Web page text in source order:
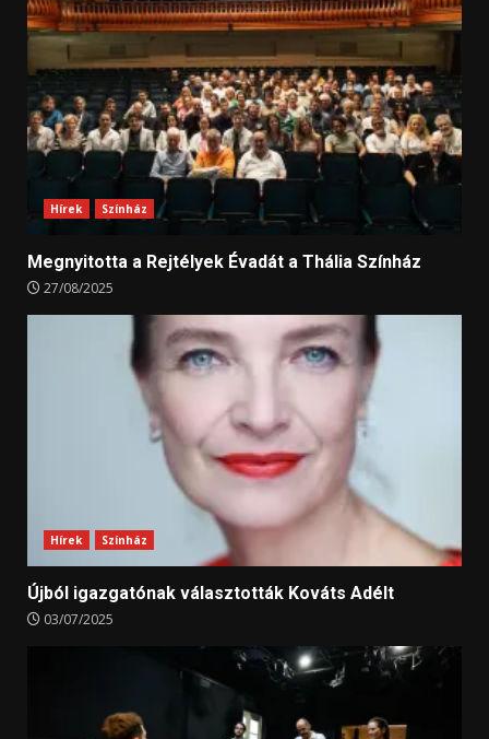
Hírek Színház
Megnyitotta a Rejtélyek Évadát a Thália Színház
27/08/2025
Hírek Színház
Újból igazgatónak választották Kováts Adélt
03/07/2025